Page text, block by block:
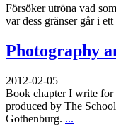
Försöker utröna vad
var dess gränser går i
Photography
2012-02-05
Book chapter I write
produced by The
Gothenburg. ...